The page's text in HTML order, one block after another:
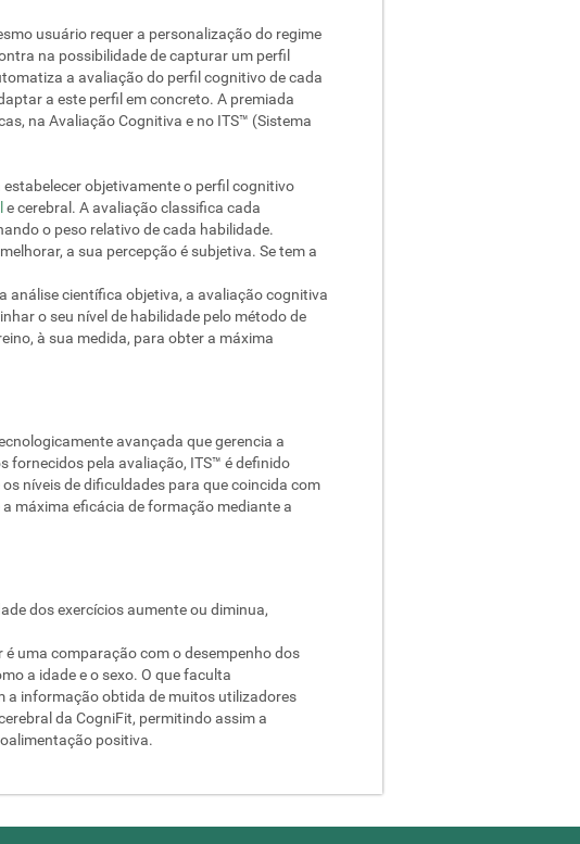
usuário requer a personalização do regime
na possibilidade de capturar um perfil
a avaliação do perfil cognitivo de cada
a este perfil em concreto. A premiada
na Avaliação Cognitiva e no ITS™ (Sistema
objetivamente o perfil cognitivo
e cerebral. A avaliação classifica cada
o peso relativo de cada habilidade.
a sua percepção é subjetiva. Se tem a
análise científica objetiva, a avaliação cognitiva
o seu nível de habilidade pelo método de
à sua medida, para obter a máxima
avançada que gerencia a
pela avaliação, ITS™ é definido
níveis de dificuldades para que coincida com
máxima eficácia de formação mediante a
dos exercícios aumente ou diminua,
uma comparação com o desempenho dos
a idade e o sexo. O que faculta
a informação obtida de muitos utilizadores
da CogniFit, permitindo assim a
positiva.